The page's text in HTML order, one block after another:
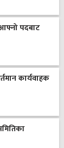
आफ्नो पदबाट
कार्यवाहक